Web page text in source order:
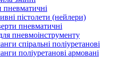
пневматичні
пістолети (нейлери)
пневматичні
пневмоінструменту
спіральні поліуретанові
поліуретанові армовані